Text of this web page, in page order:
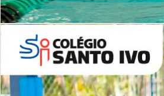
Período Integral | Saiba mais